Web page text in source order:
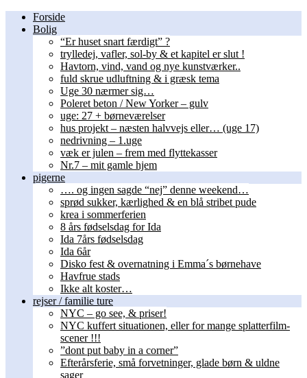
Forside
Bolig
“Er huset snart færdigt” ?
trylledej, vafler, sol-by & et kapitel er slut !
Havtorn, vind, vand og nye kunstværker..
fuld skrue udluftning & i græsk tema
Uge 30 nærmer sig…
Poleret beton / New Yorker – gulv
uge: 27 + børneværelser
hus projekt – næsten halvvejs eller… (uge 17)
nedrivning – 1.uge
væk er julen – frem med flyttekasser
Nr.7 – mit gamle hjem
pigerne
…. og ingen sagde “nej” denne weekend…
sprød sukker, kærlighed & en blå stribet pude
krea i sommerferien
8 års fødselsdag for Ida
Ida 7års fødselsdag
Ida 6år
Disko fest & overnatning i Emma´s børnehave
Havfrue stads
Ikke alt koster…
rejser / familie ture
NYC – go see, & priser!
NYC kuffert situationen, eller for mange splatterfilm-
scener !!!
”dont put baby in a corner”
Efterårsferie, små forvetninger, glade børn & uldne
sager